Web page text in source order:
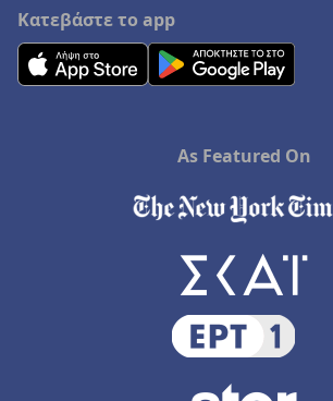
Κατεβάστε το app
As Featured On